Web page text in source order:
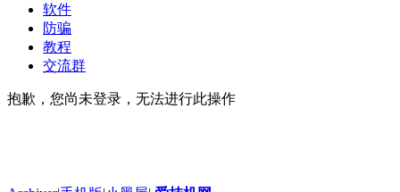
软件
防骗
教程
交流群
抱歉，您尚未登录，无法进行此操作